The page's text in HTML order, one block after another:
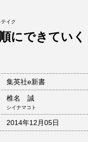
イク
にできていく
集英社e新書
椎名 誠
シイナマコト
2014年12月05日